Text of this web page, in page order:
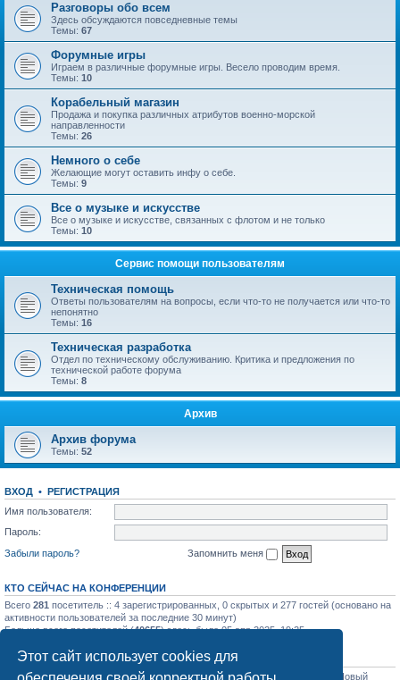
Этот сайт использует cookies для
Разговоры обо всем
Здесь обсуждаются повседневные темы
Темы: 67
Форумные игры
Играем в различные форумные игры. Весело проводим время.
Темы: 10
Корабельный магазин
Продажа и покупка различных атрибутов военно-морской
направленности
Темы: 26
Немного о себе
Желающие могут оставить инфу о себе.
Темы: 9
Все о музыке и искусстве
Все о музыке и искусстве, связанных с флотом и не только
Темы: 10
Сервис помощи пользователям
Техническая помощь
Ответы пользователям на вопросы, если что-то не получается или что-то
непонятно
Темы: 16
Техническая разработка
Отдел по техническому обслуживанию. Критика и предложения по
технической работе форума
Темы: 8
Архив
Архив форума
Темы: 52
ВХОД • РЕГИСТРАЦИЯ
Имя пользователя:
Пароль:
Забыли пароль?
Запомнить меня
КТО СЕЙЧАС НА КОНФЕРЕНЦИИ
Всего 281 посетитель :: 4 зарегистрированных, 0 скрытых и 277 гостей (основано на
активности пользователей за последние 30 минут)
Больше всего посетителей (40655) здесь было 05 апр 2025, 19:25
СТАТИСТИКА
Всего сообщений:31758• Всего тем:1129• Всего пользователей: • Новый